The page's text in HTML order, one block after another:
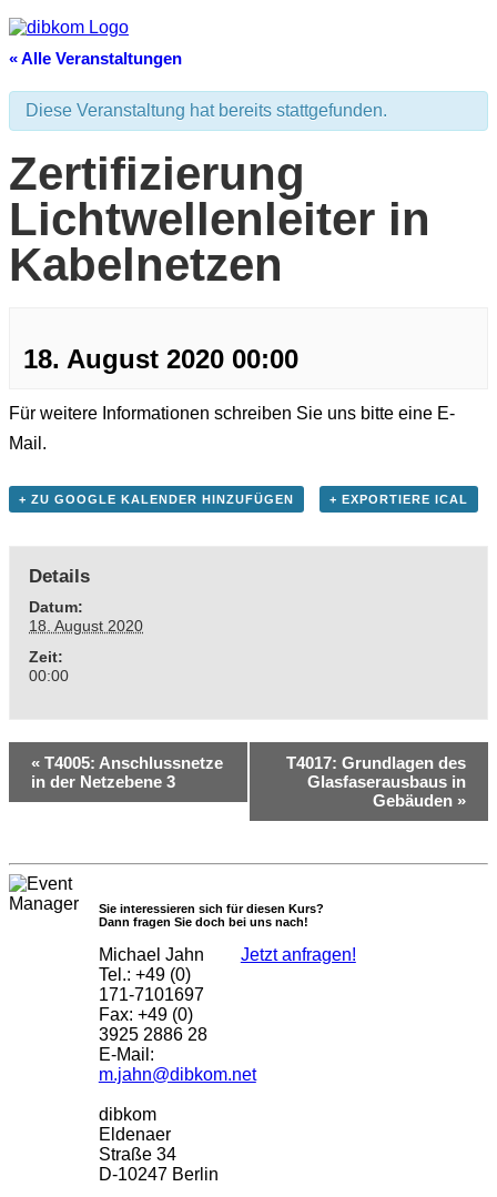
« Alle Veranstaltungen
Diese Veranstaltung hat bereits stattgefunden.
Zertifizierung
Lichtwellenleiter in
Kabelnetzen
18. August 2020 00:00
Für weitere Informationen schreiben Sie uns bitte eine E-
Mail.
+ ZU GOOGLE KALENDER HINZUFÜGEN + EXPORTIERE ICAL
Details
Datum:
18. August 2020
Zeit:
00:00
« T4005: Anschlussnetze
in der Netzebene 3
T4017: Grundlagen des
Glasfaserausbaus in
Gebäuden »
Sie interessieren sich für diesen Kurs?
Dann fragen Sie doch bei uns nach!
Michael Jahn
Tel.: +49 (0)
171-7101697
Fax: +49 (0)
3925 2886 28
E-Mail:
m.jahn@dibkom.net
dibkom
Eldenaer
Straße 34
D-10247 Berlin
Jetzt anfragen!